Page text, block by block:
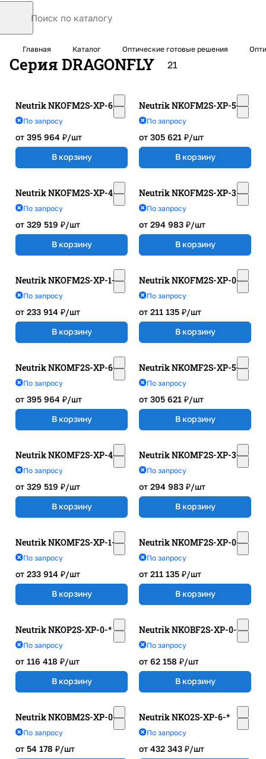
Главная Каталог Оптические готовые решения
Серия DRAGONFLY 21
Neutrik NKOFM2S-XP-6-*
По запросу
от 395 964 ₽/шт
В корзину
Neutrik NKOFM2S-XP-5-*
По запросу
от 305 621 ₽/шт
В корзину
Neutrik NKOFM2S-XP-4-*
По запросу
от 329 519 ₽/шт
В корзину
Neutrik NKOFM2S-XP-3-*
По запросу
от 294 983 ₽/шт
В корзину
Neutrik NKOFM2S-XP-1-*
По запросу
от 233 914 ₽/шт
В корзину
Neutrik NKOFM2S-XP-0-*
По запросу
от 211 135 ₽/шт
В корзину
Neutrik NKOMF2S-XP-6-*
По запросу
от 395 964 ₽/шт
В корзину
Neutrik NKOMF2S-XP-5-*
По запросу
от 305 621 ₽/шт
В корзину
Neutrik NKOMF2S-XP-4-*
По запросу
от 329 519 ₽/шт
В корзину
Neutrik NKOMF2S-XP-3-*
По запросу
от 294 983 ₽/шт
В корзину
Neutrik NKOMF2S-XP-1-*
По запросу
от 233 914 ₽/шт
В корзину
Neutrik NKOMF2S-XP-0-*
По запросу
от 211 135 ₽/шт
В корзину
Neutrik NKOP2S-XP-0-*
По запросу
от 116 418 ₽/шт
В корзину
Neutrik NKOBF2S-XP-0-*
По запросу
от 62 158 ₽/шт
В корзину
Neutrik NKOBM2S-XP-0-*
По запросу
от 54 178 ₽/шт
Neutrik NKO2S-XP-6-*
По запросу
от 432 343 ₽/шт